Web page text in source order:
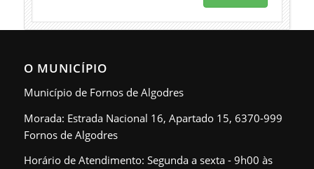
O MUNICÍPIO
Município de Fornos de Algodres
Morada: Estrada Nacional 16, Apartado 15, 6370-999
Fornos de Algodres
Horário de Atendimento: Segunda a sexta - 9h00 às